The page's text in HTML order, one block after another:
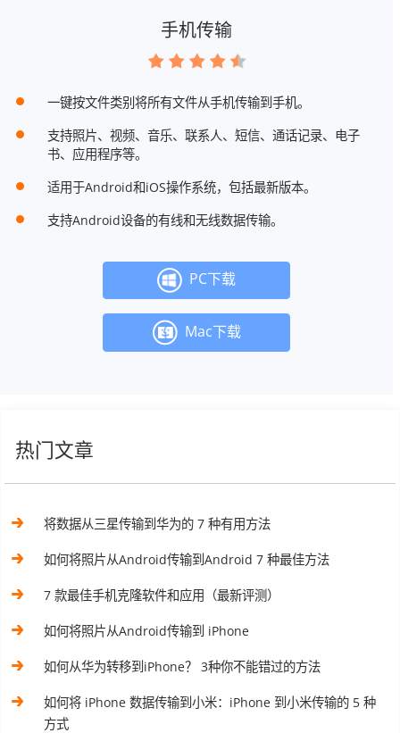
手机传输
一键按文件类别将所有文件从手机传输到手机。
支持照片、视频、音乐、联系人、短信、通话记录、电子
书、应用程序等。
适用于Android和iOS操作系统，包括最新版本。
支持Android设备的有线和无线数据传输。
PC下载
Mac下载
热门文章
将数据从三星传输到华为的 7 种有用方法
如何将照片从Android传输到Android 7 种最佳方法
7 款最佳手机克隆软件和应用（最新评测）
如何将照片从Android传输到 iPhone
如何从华为转移到iPhone？ 3种你不能错过的方法
如何将 iPhone 数据传输到小米：iPhone 到小米传输的 5 种
方式